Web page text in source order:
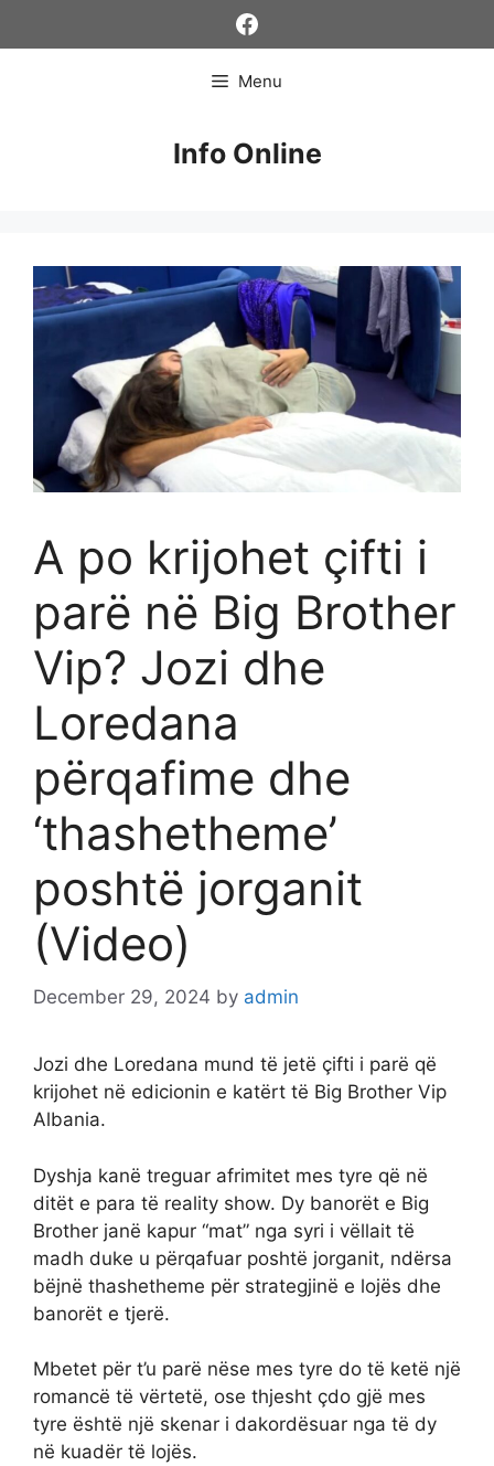
Facebook
Menu
Info Online
A po krijohet çifti i
parë në Big Brother
Vip? Jozi dhe
Loredana
përqafime dhe
‘thashetheme’
poshtë jorganit
(Video)
December 29, 2024 by admin
Jozi dhe Loredana mund të jetë çifti i parë që
krijohet në edicionin e katërt të Big Brother Vip
Albania.
Dyshja kanë treguar afrimitet mes tyre që në
ditët e para të reality show. Dy banorët e Big
Brother janë kapur “mat” nga syri i vëllait të
madh duke u përqafuar poshtë jorganit, ndërsa
bëjnë thashetheme për strategjinë e lojës dhe
banorët e tjerë.
Mbetet për t’u parë nëse mes tyre do të ketë një
romancë të vërtetë, ose thjesht çdo gjë mes
tyre është një skenar i dakordësuar nga të dy
në kuadër të lojës.